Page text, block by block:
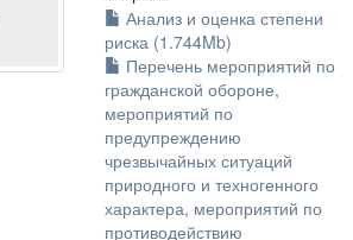
Анализ и оценка степени
риска (1.744Mb)
Перечень мероприятий по
гражданской обороне,
мероприятий по
предупреждению
чрезвычайных ситуаций
природного и техногенного
характера, мероприятий по
противодействию